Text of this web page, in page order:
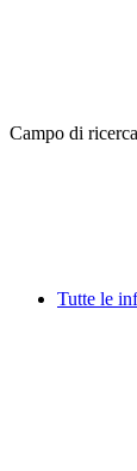
Campo di
Tutte le